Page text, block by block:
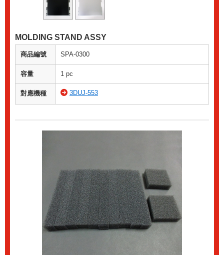
MOLDING STAND ASSY
商品編號 SPA-0300
容量 1 pc
對應機種 3DUJ-553